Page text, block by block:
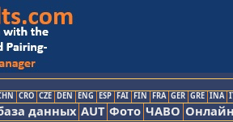
CRO CZE DEN ENG ESP FAI FIN FRA GER GRE INA
данных AUT Фото ЧАВО